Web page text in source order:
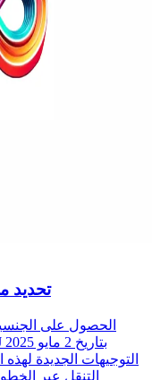
تحديد
الحصول على
التوجيهات الجديدة
التنقل عبر